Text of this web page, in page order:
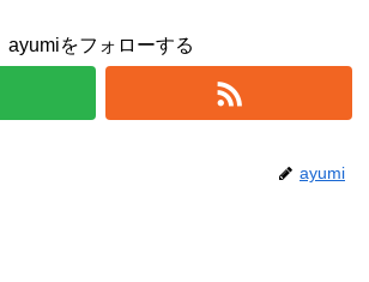
ayumiをフォローする
ayumi